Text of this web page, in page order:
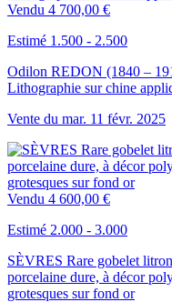
Vendu 4 700,00 €
Estimé 1.500 - 2.500
Odilon REDON (1840 –
Lithographie sur chine
Vente du mar. 11 févr. 2025
Vendu 4 600,00 €
Estimé 2.000 - 3.000
SÈVRES Rare gobelet
porcelaine dure, à décor
grotesques sur fond or